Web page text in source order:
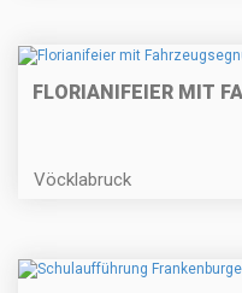
FLORIANIFEIER MIT
Vöcklabruck